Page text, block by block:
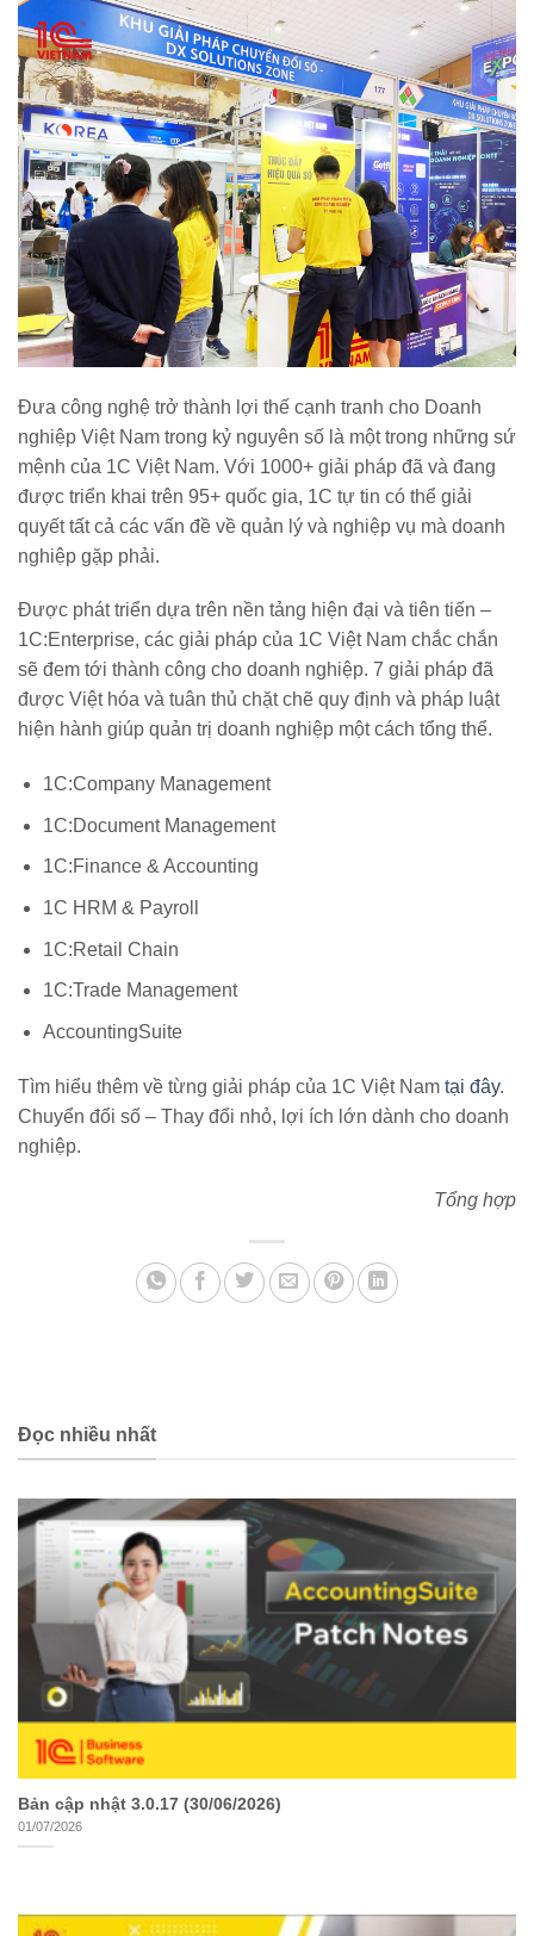
Đưa công nghệ trở thành lợi thế cạnh tranh cho Doanh
nghiệp Việt Nam trong kỷ nguyên số là một trong những sứ
mệnh của 1C Việt Nam. Với 1000+ giải pháp đã và đang
được triển khai trên 95+ quốc gia, 1C tự tin có thể giải
quyết tất cả các vấn đề về quản lý và nghiệp vụ mà doanh
nghiệp gặp phải.
Được phát triển dựa trên nền tảng hiện đại và tiên tiến –
1C:Enterprise, các giải pháp của 1C Việt Nam chắc chắn
sẽ đem tới thành công cho doanh nghiệp. 7 giải pháp đã
được Việt hóa và tuân thủ chặt chẽ quy định và pháp luật
hiện hành giúp quản trị doanh nghiệp một cách tổng thể.
1C:Company Management
1C:Document Management
1C:Finance & Accounting
1C HRM & Payroll
1C:Retail Chain
1C:Trade Management
AccountingSuite
Tìm hiểu thêm về từng giải pháp của 1C Việt Nam tại đây.
Chuyển đổi số – Thay đổi nhỏ, lợi ích lớn dành cho doanh
nghiệp.
Tổng hợp
Đọc nhiều nhất
Bản cập nhật 3.0.17 (30/06/2026)
01/07/2026